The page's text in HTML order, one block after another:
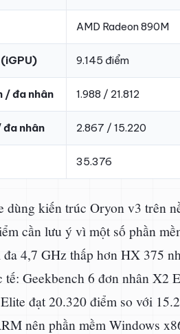
AMD Radeon 890M
9.145 điểm
/ đa nhân 1.988 / 21.812
nhân 2.867 / 15.220
35.376
dùng kiến trúc Oryon v3 trên
cần lưu ý vì một số phần
4,7 GHz thấp hơn HX 375
tế: Geekbench 6 đơn nhân X2
đạt 20.320 điểm so với
nên phần mềm Windows